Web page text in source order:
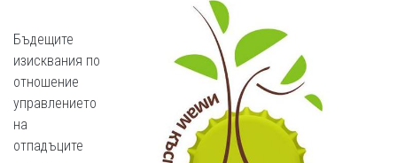
Бъдещите
изисквания по
отношение
управлението
на
отпадъците